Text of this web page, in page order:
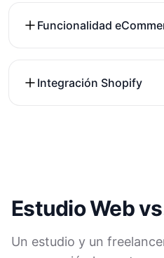
Funcionalidad
Integración Shopify
Estudio Web
Un estudio y un